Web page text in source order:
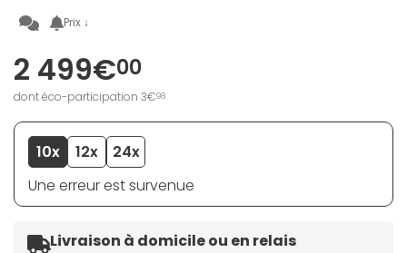
Prix ↓
2 499€00
dont éco-participation 3€98
10x 12x
24x
Une erreur est survenue
Livraison à domicile ou en relais